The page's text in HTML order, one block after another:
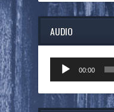
AUDIO
Player
00:00